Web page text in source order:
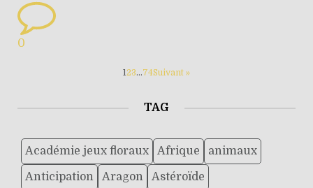
0
123…74Suivant »
TAG
Académie jeux floraux Afrique animaux
Anticipation Aragon Astéroïde